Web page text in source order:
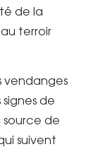
de la
terroir
vendanges
de
source de
suivent